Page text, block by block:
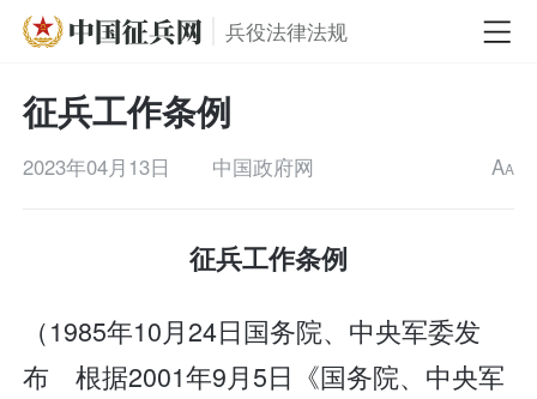
兵役法律法规
征兵工作条例
2023年04月13日 中国政府网 AA
征兵工作条例
（1985年10月24日国务院、中央军委发
布 根据2001年9月5日《国务院、中央军